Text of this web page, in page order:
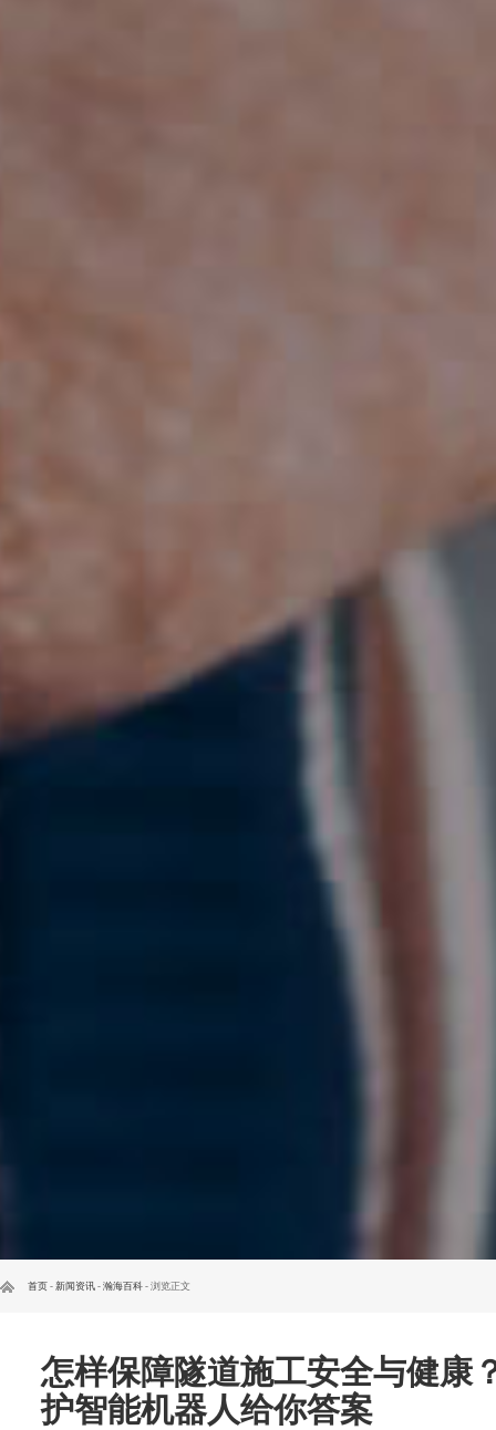
首页 - 新闻资讯 - 瀚海百科 - 浏览正文
怎样保障隧道施工安全与健康
护智能机器人给你答案